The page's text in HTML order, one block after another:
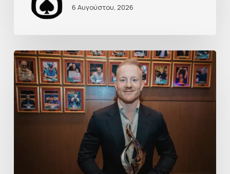
6 Αυγούστου, 2026